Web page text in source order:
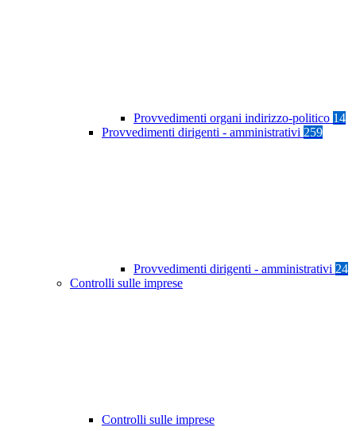
Provvedimenti organi indirizzo-politico 14
Provvedimenti dirigenti - amministrativi 259
Provvedimenti dirigenti - amministrativi 24
Controlli sulle imprese
Controlli sulle imprese